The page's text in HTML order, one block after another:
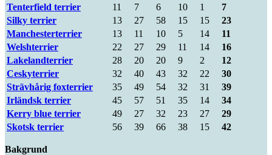
Tenterfield terrier
11 7 6 10 1
7
Silky terrier
13 27 58 15 15
23
Manchesterterrier
13 11 10 5 14
11
Welshterrier
22 27 29 11 14
16
Lakelandterrier
28 20 20 9 2
12
Ceskyterrier
32 40 43 32 22
30
Strävhårig foxterrier
35 49 54 32 31
39
Irländsk terrier
45 57 51 35 14
34
Kerry blue terrier
49 27 32 23 27
29
Skotsk terrier
56 39 66 38 15 42
Bakgrund